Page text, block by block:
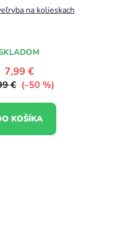
na kolieskach
7,99 €
€ (–50 %)
KOŠÍKA